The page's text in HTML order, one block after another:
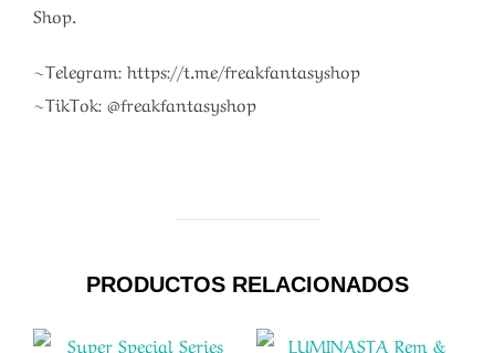
Shop.
~Telegram: https://t.me/freakfantasyshop
~TikTok: @freakfantasyshop
PRODUCTOS RELACIONADOS